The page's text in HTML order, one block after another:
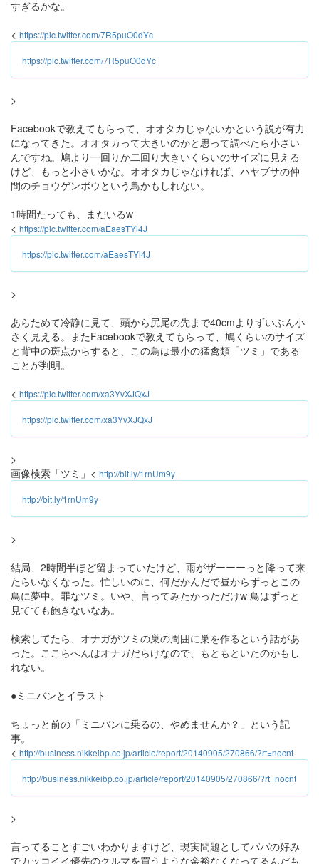
すぎるかな。
< https://pic.twitter.com/7R5puO0dYc
https://pic.twitter.com/7R5puO0dYc
>
Facebookで教えてもらって、オオタカじゃないかという説が有力
になってきた。オオタカって大きいのかと思って調べたら小さい
んですね。鳩より一回りか二回り大きいくらいのサイズに見える
けど、もっと小さいかな。オオタカじゃなければ、ハヤブサの仲
間のチョウゲンボウという鳥かもしれない。
1時間たっても、まだいるw
< https://pic.twitter.com/aEaesTYi4J
https://pic.twitter.com/aEaesTYi4J
>
あらためて冷静に見て、頭から尻尾の先まで40cmよりずいぶん小
さく見える。またFacebookで教えてもらって、鳩くらいのサイズ
と背中の斑点からすると、この鳥は最小の猛禽類「ツミ」である
ことが判明。
< https://pic.twitter.com/xa3YvXJQxJ
https://pic.twitter.com/xa3YvXJQxJ
>
画像検索「ツミ」< http://bit.ly/1rnUm9y
http://bit.ly/1rnUm9y
>
結局、2時間半ほど留まっていたけど、雨がザーーーっと降って来
たらいなくなった。忙しいのに、何だかんだで昼からずっとこの
鳥に夢中。罪なツミ。いや、言ってみたかっただけw 鳥はずっと
見てても飽きないなあ。
検索してたら、オナガがツミの巣の周囲に巣を作るという話があ
った。ここらへんはオナガだらけなので、もともといたのかもし
れない。
●ミニバンとイラスト
ちょっと前の「ミニバンに乗るの、やめませんか？」という記
事。
< http://business.nikkeibp.co.jp/article/report/20140905/270866/?rt=nocnt
http://business.nikkeibp.co.jp/article/report/20140905/270866/?rt=nocnt
>
言ってることすごいわかりますけど、現実問題としてパパの好み
でカッコイイ優先のクルマを買うような余裕なくなってるんだも